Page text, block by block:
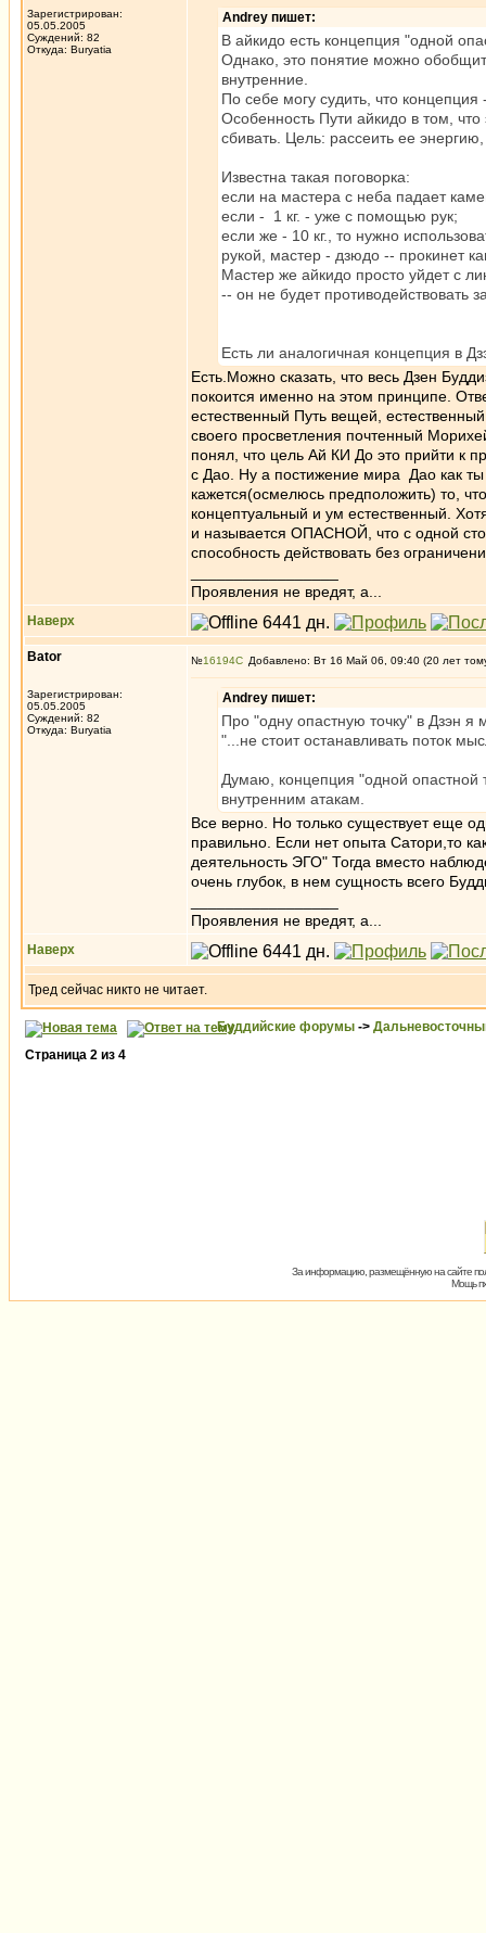
Зарегистрирован:
05.05.2005
Суждений: 82
Откуда: Buryatia
Andrey пишет:
В айкидо есть концепция "одной
Однако, это понятие можно
внутренние.
По себе могу судить, что
Особенность Пути айкидо в том, что
сбивать. Цель: рассеить ее
Известна такая поговорка:
если на мастера с неба падает
если - 1 кг. - уже с помощью рук;
если же - 10 кг., то нужно
рукой, мастер - дзюдо -- прокинет
Мастер же айкидо просто уйдет с
-- он не будет противодействовать
Есть ли аналогичная концепция в
Есть.Можно сказать, что весь Дзен
покоится именно на этом принципе.
естественный Путь вещей,
своего просветления почтенный
понял, что цель Ай КИ До это прийти к
с Дао. Ну а постижение мира Дао как
кажется(осмелюсь предположить) то,
концептуальный и ум естественный.
и называется ОПАСНОЙ, что с одной
способность действовать без
Проявления не вредят, а...
Наверх
Bator
Зарегистрирован:
05.05.2005
Суждений: 82
Откуда: Buryatia
№16194 Добавлено: Вт 16 Май 06, 09:40 (20 лет
Andrey пишет:
Про "одну опастную точку" в Дзэн я
"...не стоит останавливать поток
Думаю, концепция "одной опастной
внутренним атакам.
Все верно. Но только существует еще
правильно. Если нет опыта Сатори,то
деятельность ЭГО" Тогда вместо
очень глубок, в нем сущность всего
Проявления не вредят, а...
Наверх
Тред сейчас никто не читает.
Буддийские форумы ->
Страница 2 из 4
За информацию, размещённую на сайте
Мощь